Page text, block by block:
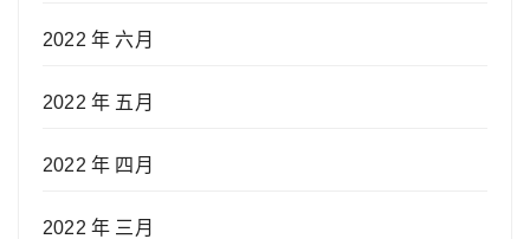
2022 年 六月
2022 年 五月
2022 年 四月
2022 年 三月